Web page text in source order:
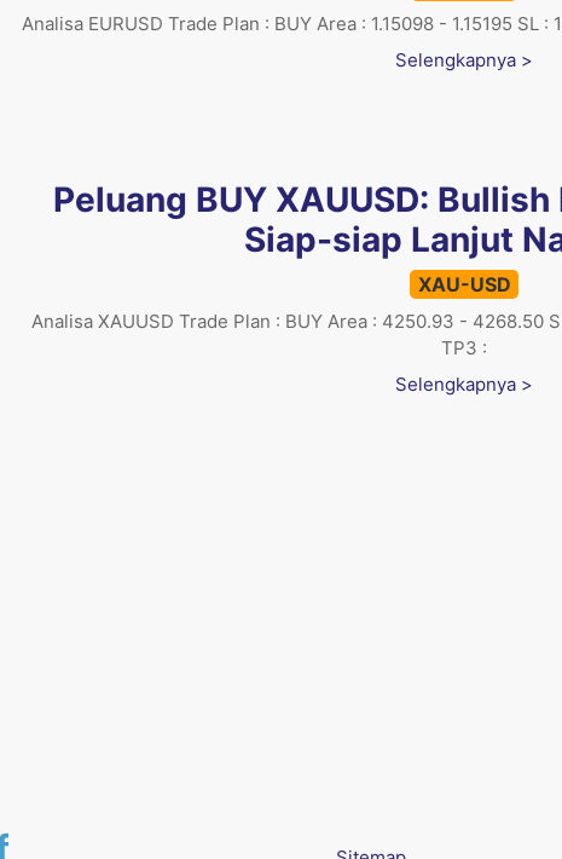
Analisa EURUSD Trade Plan : BUY Area : 1.15098 - 1.15195 SL
Selengkapnya >
Peluang BUY XAUUSD:
Siap-siap Lanjut
XAU-USD
Analisa XAUUSD Trade Plan : BUY Area : 4250.93 - 4268.50
TP3 :
Selengkapnya >